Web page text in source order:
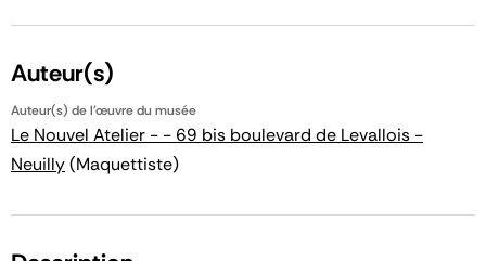
Auteur(s)
Auteur(s) de l'œuvre du musée
Le Nouvel Atelier - - 69 bis boulevard de Levallois -
Neuilly(Maquettiste)